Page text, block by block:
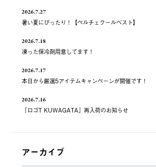
2026.7.27
暑い夏にぴったり！【ペルチェクールベスト】
2026.7.18
凍った保冷剤用意してます！
2026.7.17
本日から厳選5アイテムキャンペーンが開催です！
2026.7.16
「ロゴT KUWAGATA」再入荷のお知らせ
アーカイブ